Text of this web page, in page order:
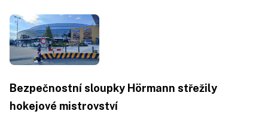
Bezpečnostní sloupky Hörmann střežily
hokejové mistrovství